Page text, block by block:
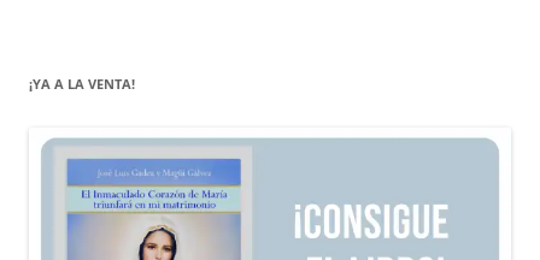
¡YA A LA VENTA!